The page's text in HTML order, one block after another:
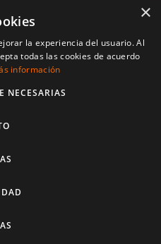
todos los derechos. Inscritos en el
×
la experiencia del usuario. Al
todas las cookies de acuerdo
información
NECESARIAS